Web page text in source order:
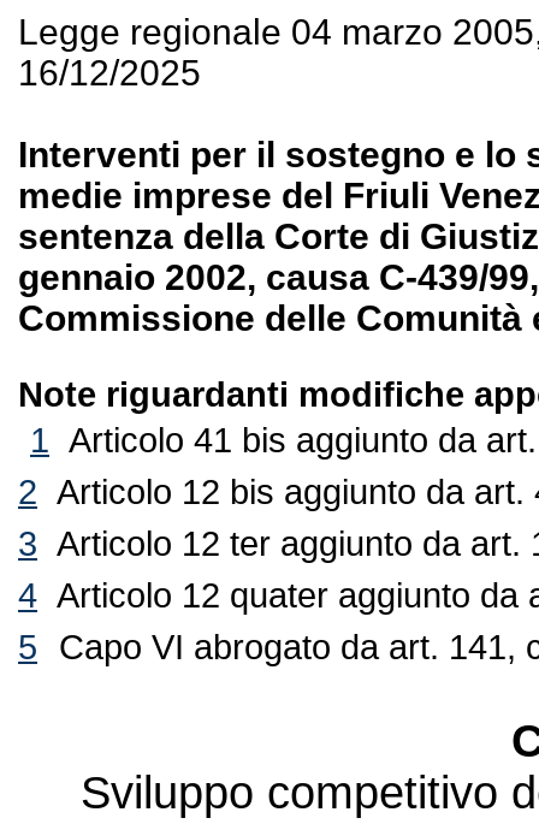
Legge regionale 04 marzo
16/12/2025
Interventi per il sostegno e lo
medie imprese del Friuli
sentenza della Corte di
gennaio 2002, causa C-439/
Commissione delle Comunità
Note riguardanti modifiche
1 Articolo 41 bis aggiunto da
2 Articolo 12 bis aggiunto da
3 Articolo 12 ter aggiunto da art.
4 Articolo 12 quater aggiunto da
5
Capo VI abrogato da art. 141,
Sviluppo competitivo